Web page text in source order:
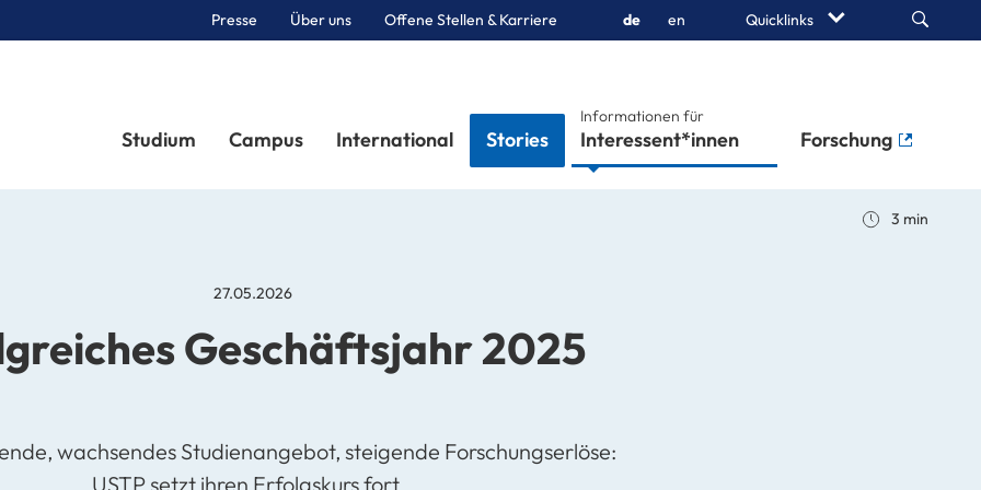
Presse Über uns Offene Stellen & Karriere de en Quicklinks Search
Studium Campus International Stories
Informationen für
Interessent*innen Forschung
3 min
Geschäftsjahr 2025
27.05.2026
wachsendes Studienangebot, steigende Forschungserlöse:
USTP setzt ihren Erfolgskurs fort